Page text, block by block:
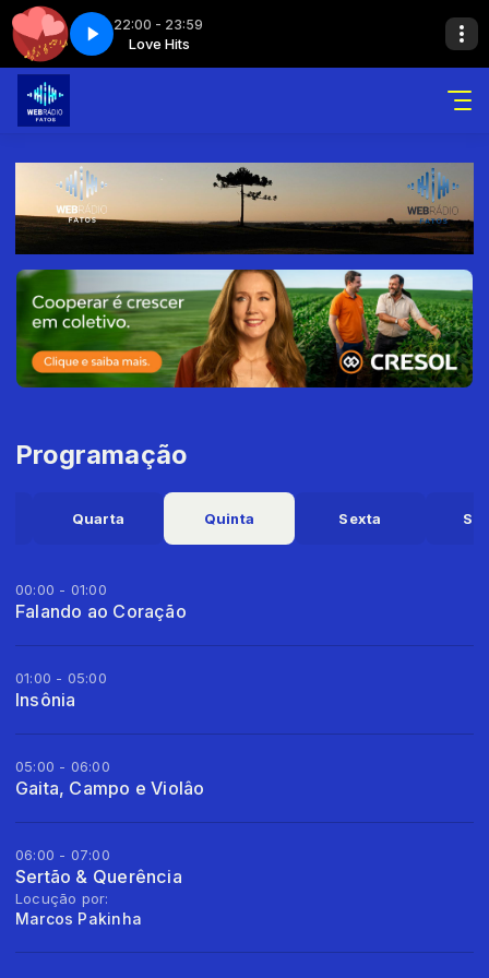
22:00 - 23:59
Love Hits Love Hits
3 Love hits - Parte 3
Programação
Quarta Quinta Sexta
00:00 - 01:00
Falando ao Coração
01:00 - 05:00
Insônia
05:00 - 06:00
Gaita, Campo e Violâo
06:00 - 07:00
Sertão & Querência
Locução por:
Marcos Pakinha